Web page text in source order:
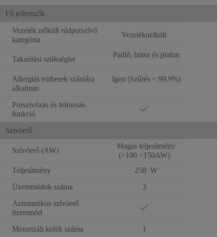
Fő jellemzők
Vezeték nélküli rúdporszívó
kategória
Vezetéknélküli
Takarítási szükséglet
Padló, bútor és plafon
Allergiás emberek számára
alkalmas
Igen (Szűrés < 99,9%)
Porszívózás és felmosás
funkció
Szívóerő
Szívóerő (AW)
Magas teljesítmény
(>100 <150AW)
Teljesítmény
250 W
Üzemmódok száma
3
Automatikus szívóerő
üzemmód
Motorizált kefék száma
1